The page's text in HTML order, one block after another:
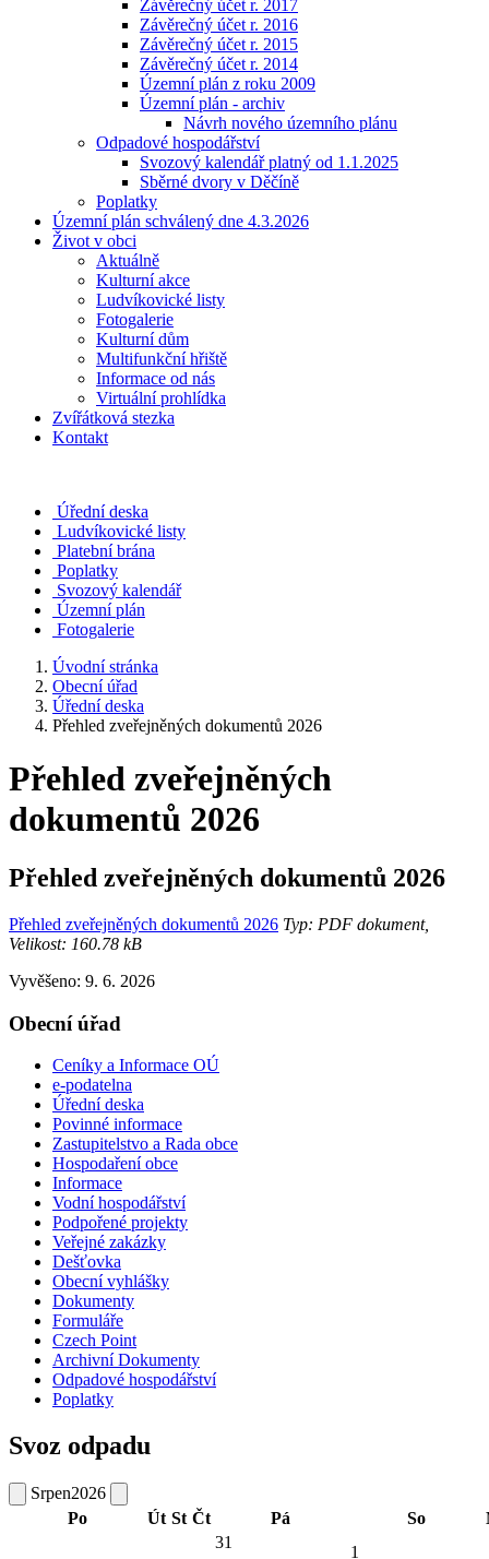
Závěrečný účet r. 2017
Závěrečný účet r. 2016
Závěrečný účet r. 2015
Závěrečný účet r. 2014
Územní plán z roku 2009
Územní plán - archiv
Návrh nového územního plánu
Odpadové hospodářství
Svozový kalendář platný od 1.1.2025
Sběrné dvory v Děčíně
Poplatky
Územní plán schválený dne 4.3.2026
Život v obci
Aktuálně
Kulturní akce
Ludvíkovické listy
Fotogalerie
Kulturní dům
Multifunkční hřiště
Informace od nás
Virtuální prohlídka
Zvířátková stezka
Kontakt
Úřední deska
Ludvíkovické listy
Platební brána
Poplatky
Svozový kalendář
Územní plán
Fotogalerie
Úvodní stránka
Obecní úřad
Úřední deska
Přehled zveřejněných dokumentů 2026
Přehled zveřejněných
dokumentů 2026
Přehled zveřejněných dokumentů 2026
Přehled zveřejněných dokumentů 2026 Typ: PDF dokument,
Velikost: 160.78 kB
Vyvěšeno: 9. 6. 2026
Obecní úřad
Ceníky a Informace OÚ
e-podatelna
Úřední deska
Povinné informace
Zastupitelstvo a Rada obce
Hospodaření obce
Informace
Vodní hospodářství
Podpořené projekty
Veřejné zakázky
Dešťovka
Obecní vyhlášky
Dokumenty
Formuláře
Czech Point
Archivní Dokumenty
Odpadové hospodářství
Poplatky
Svoz odpadu
Srpen2026
Po
Út St Čt Pá So
31
1